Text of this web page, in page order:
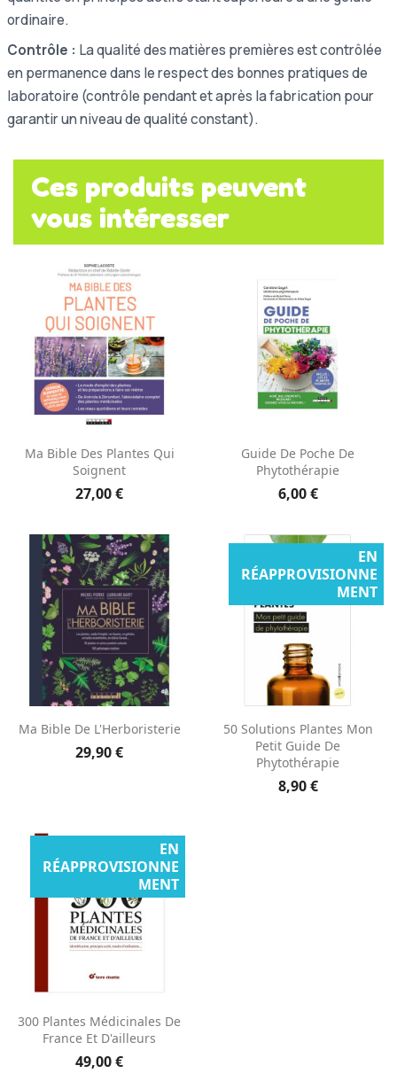
ordinaire.
Contrôle : La qualité des matières premières est contrôlée
en permanence dans le respect des bonnes pratiques de
laboratoire (contrôle pendant et après la fabrication pour
garantir un niveau de qualité constant).
Ces produits peuvent
vous intéresser
Ma Bible Des Plantes Qui
Soignent
27,00 €
Guide De Poche De
Phytothérapie
6,00 €
Ma Bible De L'Herboristerie
29,90 €
50 Solutions Plantes Mon
Petit Guide De
Phytothérapie
8,90 €
EN
RÉAPPROVISIONNE
MENT
300 Plantes Médicinales De
France Et D'ailleurs
49,00 €
EN
RÉAPPROVISIONNE
MENT